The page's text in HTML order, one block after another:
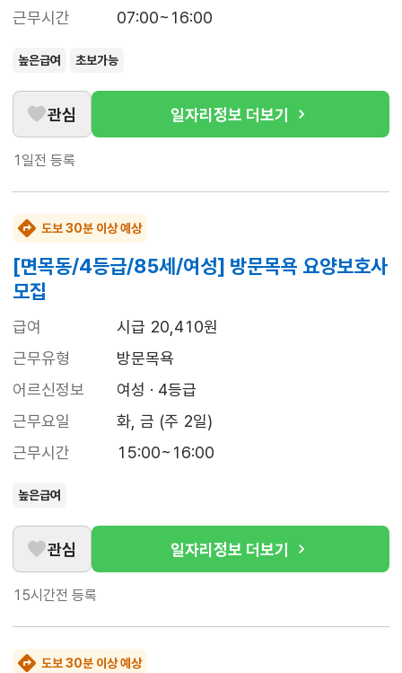
근무시간
07:00~16:00
높은급여 초보가능
관심 일자리정보 더보기
1일전 등록
도보 30분 이상 예상
[면목동/4등급/85세/여성] 방문목욕 요양보호사
모집
급여
시급 20,410원
근무유형
방문목욕
어르신정보
여성 · 4등급
근무요일
화, 금 (주 2일)
근무시간
15:00~16:00
높은급여
관심 일자리정보 더보기
15시간전 등록
도보 30분 이상 예상